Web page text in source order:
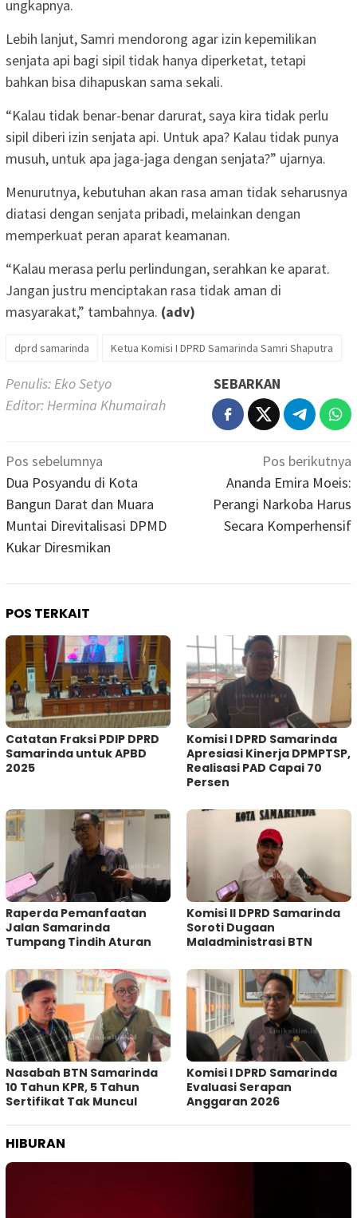
ungkapnya.
Lebih lanjut, Samri mendorong agar izin kepemilikan
senjata api bagi sipil tidak hanya diperketat, tetapi
bahkan bisa dihapuskan sama sekali.
“Kalau tidak benar-benar darurat, saya kira tidak perlu
sipil diberi izin senjata api. Untuk apa? Kalau tidak punya
musuh, untuk apa jaga-jaga dengan senjata?” ujarnya.
Menurutnya, kebutuhan akan rasa aman tidak seharusnya
diatasi dengan senjata pribadi, melainkan dengan
memperkuat peran aparat keamanan.
“Kalau merasa perlu perlindungan, serahkan ke aparat.
Jangan justru menciptakan rasa tidak aman di
masyarakat,” tambahnya. (adv)
dprd samarinda Ketua Komisi I DPRD Samarinda Samri Shaputra
Penulis: Eko Setyo
Editor: Hermina Khumairah
SEBARKAN
Navigasi
pos
Pos sebelumnya
Dua Posyandu di Kota
Bangun Darat dan Muara
Muntai Direvitalisasi DPMD
Kukar Diresmikan
Pos berikutnya
Ananda Emira Moeis:
Perangi Narkoba Harus
Secara Komperhensif
POS TERKAIT
Catatan Fraksi PDIP DPRD
Samarinda untuk APBD
2025
Komisi I DPRD Samarinda
Apresiasi Kinerja DPMPTSP,
Realisasi PAD Capai 70
Persen
Raperda Pemanfaatan
Jalan Samarinda
Tumpang Tindih Aturan
Komisi II DPRD Samarinda
Soroti Dugaan
Maladministrasi BTN
Nasabah BTN Samarinda
10 Tahun KPR, 5 Tahun
Sertifikat Tak Muncul
Komisi I DPRD Samarinda
Evaluasi Serapan
Anggaran 2026
HIBURAN